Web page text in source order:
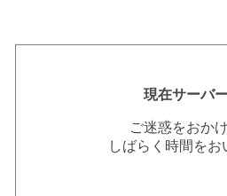
現在サーバ
ご迷惑をおか
しばらく時間を